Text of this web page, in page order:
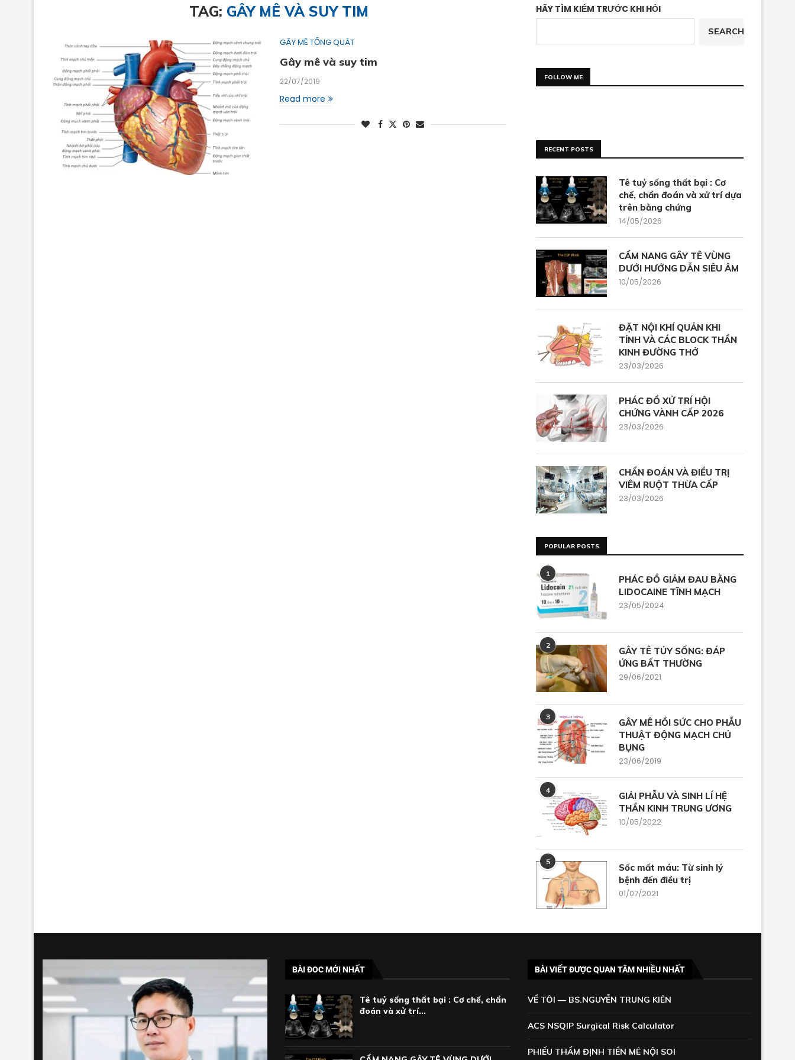
TAG: GÂY MÊ VÀ SUY TIM
GÂY MÊ TỔNG QUÁT
Gây mê và suy tim
22/07/2019
Read more
HÃY TÌM KIẾM TRƯỚC KHI HỎI
SEARCH
FOLLOW ME
RECENT POSTS
Tê tuỷ sống thất bại : Cơ
chế, chẩn đoán và xử trí dựa
trên bằng chứng
14/05/2026
CẨM NANG GÂY TÊ VÙNG
DƯỚI HƯỚNG DẪN SIÊU ÂM
10/05/2026
ĐẶT NỘI KHÍ QUẢN KHI
TỈNH VÀ CÁC BLOCK THẦN
KINH ĐƯỜNG THỞ
23/03/2026
PHÁC ĐỒ XỬ TRÍ HỘI
CHỨNG VÀNH CẤP 2026
23/03/2026
CHẨN ĐOÁN VÀ ĐIỀU TRỊ
VIÊM RUỘT THỪA CẤP
23/03/2026
POPULAR POSTS
1
PHÁC ĐỒ GIẢM ĐAU BẰNG
LIDOCAINE TĨNH MẠCH
23/05/2024
2
GÂY TÊ TỦY SỐNG: ĐÁP
ỨNG BẤT THƯỜNG
29/06/2021
3
GÂY MÊ HỒI SỨC CHO PHẪU
THUẬT ĐỘNG MẠCH CHỦ
BỤNG
23/06/2019
4
GIẢI PHẪU VÀ SINH LÍ HỆ
THẦN KINH TRUNG ƯƠNG
10/05/2022
5
Sốc mất máu: Từ sinh lý
bệnh đến điều trị
01/07/2021
BÀI ĐOC MỚI NHẤT
Tê tuỷ sống thất bại : Cơ chế, chẩn
đoán và xử trí...
BÀI VIẾT ĐƯỢC QUAN TÂM NHIỀU NHẤT
VỀ TÔI — BS.NGUYỄN TRUNG KIÊN
ACS NSQIP Surgical Risk Calculator
PHIẾU THẨM ĐỊNH TIỀN MÊ NỘI SOI